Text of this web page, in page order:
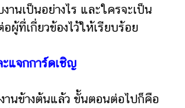
นเป็นอย่างไร และใครจะเป็น
ที่เกี่ยวข้องไว้ให้เรียบร้อย
แจกการ์ดเชิญ
ข้างต้นแล้ว ขั้นตอนต่อไปก็คือ